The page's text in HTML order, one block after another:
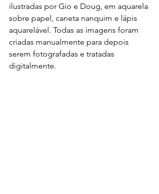
ilustradas por Gio e Doug, em aquarela
sobre papel, caneta nanquim e lápis
aquarelável. Todas as imagens foram
criadas manualmente para depois
serem fotografadas e tratadas
digitalmente.